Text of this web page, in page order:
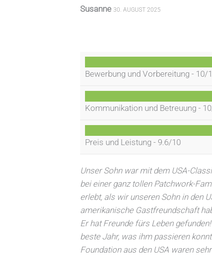
Susanne 30. AUGUST 2025
Bewerbung und Vorbereitung - 10/
Kommunikation und Betreuung -
Preis und Leistung - 9.6/10
Unser Sohn war mit dem USA-
bei einer ganz tollen Patchwork-
erlebt, als wir unseren Sohn in den
amerikanische Gastfreundschaft
Er hat Freunde fürs Leben
beste Jahr, was ihm passieren
Foundation aus den USA waren